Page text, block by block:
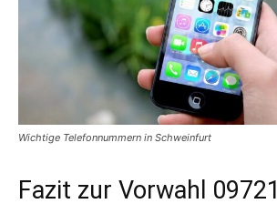
Wichtige Telefonnummern in Schweinfurt
Fazit zur Vorwahl 09721